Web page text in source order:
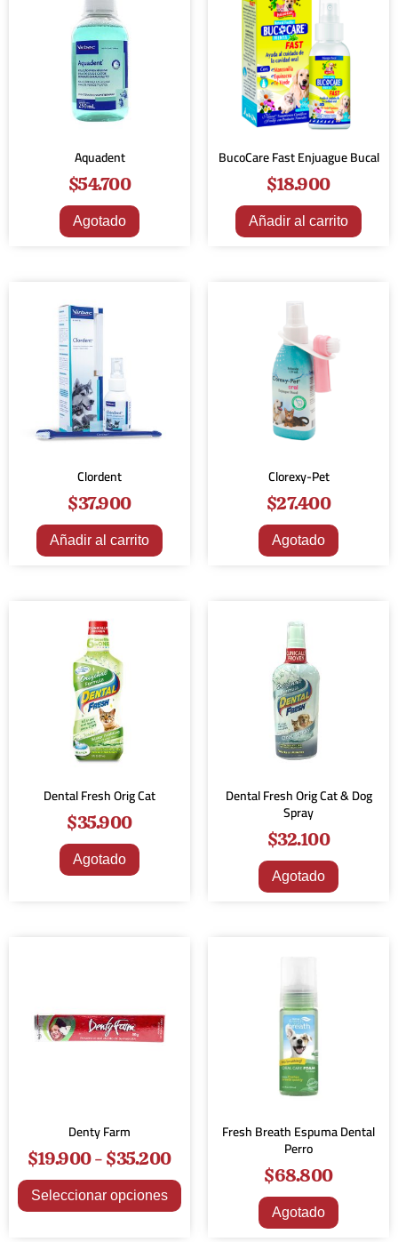
Aquadent
$54.700
Agotado
BucoCare Fast Enjuague Bucal
$18.900
Añadir al carrito
Clordent
$37.900
Añadir al carrito
Clorexy-Pet
$27.400
Agotado
Dental Fresh Orig Cat
$35.900
Agotado
Dental Fresh Orig Cat & Dog
Spray
$32.100
Agotado
Denty Farm
$19.900-$35.200
Seleccionar opciones
Fresh Breath Espuma Dental
Perro
$68.800
Agotado